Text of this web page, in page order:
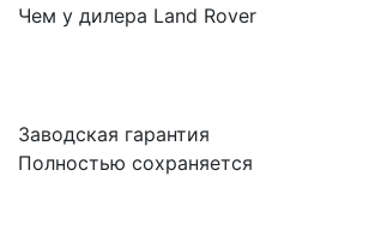
Чем у дилера Land Rover
Заводская гарантия
Полностью сохраняется